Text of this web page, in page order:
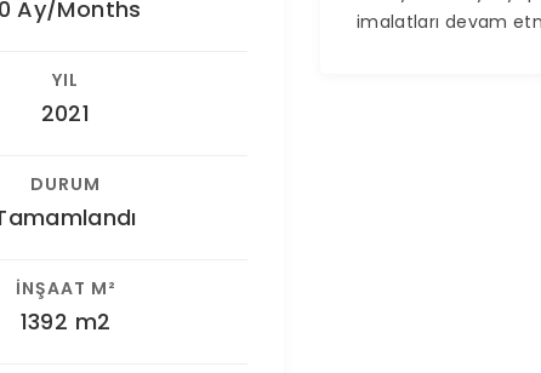
Ay/Months
YIL
2021
DURUM
İNŞAAT M²
1392 m2
imalatları devam